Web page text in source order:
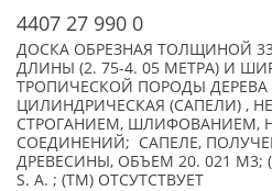
4407 27 990 0
ДОСКА ОБРЕЗНАЯ ТОЛЩИНОЙ
ДЛИНЫ (2. 75-4. 05 МЕТРА) И
ТРОПИЧЕСКОЙ ПОРОДЫ
ЦИЛИНДРИЧЕСКАЯ (САПЕЛИ) ,
СТРОГАНИЕМ, ШЛИФОВАНИЕМ,
СОЕДИНЕНИЙ; САПЕЛЕ,
ДРЕВЕСИНЫ, ОБЪЕМ 20. 021 М3;
S. A. ; (TM) ОТСУТСТВУЕТ